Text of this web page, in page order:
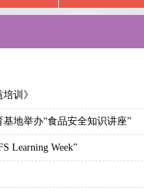
训》
地举办“食品安全知识讲座”
Learning Week”